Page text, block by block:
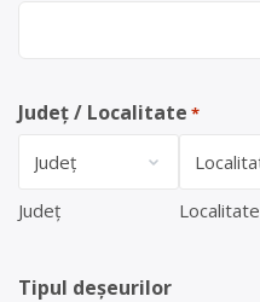
Județ / Localitate *
Județ Localitate
Tipul deșeurilor